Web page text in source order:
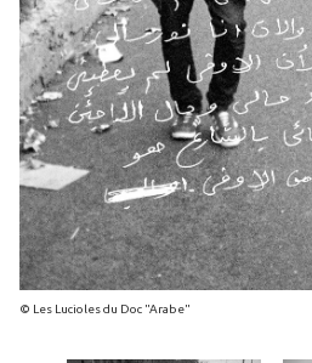
© Les Lucioles du Doc "Arabe"